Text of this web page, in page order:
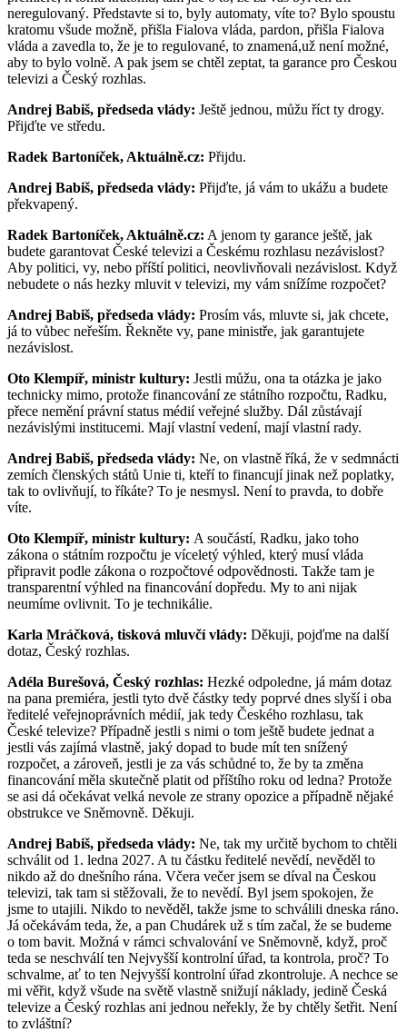
neregulovaný. Představte si to, byly automaty, víte to? Bylo spoustu
kratomu všude možně, přišla Fialova vláda, pardon, přišla Fialova
vláda a zavedla to, že je to regulované, to znamená,už není možné,
aby to bylo volně. A pak jsem se chtěl zeptat, ta garance pro Českou
televizi a Český rozhlas.
Andrej Babiš, předseda vlády: Ještě jednou, můžu říct ty drogy.
Přijďte ve středu.
Radek Bartoníček, Aktuálně.cz: Přijdu.
Andrej Babiš, předseda vlády: Přijďte, já vám to ukážu a budete
překvapený.
Radek Bartoníček, Aktuálně.cz: A jenom ty garance ještě, jak
budete garantovat České televizi a Českému rozhlasu nezávislost?
Aby politici, vy, nebo příští politici, neovlivňovali nezávislost. Když
nebudete o nás hezky mluvit v televizi, my vám snížíme rozpočet?
Andrej Babiš, předseda vlády: Prosím vás, mluvte si, jak chcete,
já to vůbec neřeším. Řekněte vy, pane ministře, jak garantujete
nezávislost.
Oto Klempíř, ministr kultury: Jestli můžu, ona ta otázka je jako
technicky mimo, protože financování ze státního rozpočtu, Radku,
přece nemění právní status médií veřejné služby. Dál zůstávají
nezávislými institucemi. Mají vlastní vedení, mají vlastní rady.
Andrej Babiš, předseda vlády: Ne, on vlastně říká, že v sedmnácti
zemích členských států Unie ti, kteří to financují jinak než poplatky,
tak to ovlivňují, to říkáte? To je nesmysl. Není to pravda, to dobře
víte.
Oto Klempíř, ministr kultury: A součástí, Radku, jako toho
zákona o státním rozpočtu je víceletý výhled, který musí vláda
připravit podle zákona o rozpočtové odpovědnosti. Takže tam je
transparentní výhled na financování dopředu. My to ani nijak
neumíme ovlivnit. To je technikálie.
Karla Mráčková, tisková mluvčí vlády: Děkuji, pojďme na další
dotaz, Český rozhlas.
Adéla Burešová, Český rozhlas: Hezké odpoledne, já mám dotaz
na pana premiéra, jestli tyto dvě částky tedy poprvé dnes slyší i oba
ředitelé veřejnoprávních médií, jak tedy Českého rozhlasu, tak
České televize? Případně jestli s nimi o tom ještě budete jednat a
jestli vás zajímá vlastně, jaký dopad to bude mít ten snížený
rozpočet, a zároveň, jestli je za vás schůdné to, že by ta změna
financování měla skutečně platit od příštího roku od ledna? Protože
se asi dá očekávat velká nevole ze strany opozice a případně nějaké
obstrukce ve Sněmovně. Děkuji.
Andrej Babiš, předseda vlády: Ne, tak my určitě bychom to chtěli
schválit od 1. ledna 2027. A tu částku ředitelé nevědí, nevěděl to
nikdo až do dnešního rána. Včera večer jsem se díval na Českou
televizi, tak tam si stěžovali, že to nevědí. Byl jsem spokojen, že
jsme to utajili. Nikdo to nevěděl, takže jsme to schválili dneska ráno.
Já očekávám teda, že, a pan Chudárek už s tím začal, že se budeme
o tom bavit. Možná v rámci schvalování ve Sněmovně, když, proč
teda se neschválí ten Nejvyšší kontrolní úřad, ta kontrola, proč? To
schvalme, ať to ten Nejvyšší kontrolní úřad zkontroluje. A nechce se
mi věřit, když všude na světě vlastně snižují náklady, jedině Česká
televize a Český rozhlas ani jednou neřekly, že by chtěly šetřit. Není
to zvláštní?